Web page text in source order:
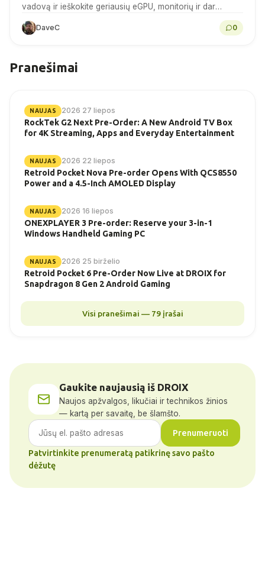
vadovą ir ieškokite geriausių eGPU, monitorių ir dar
DaveC 0
Pranešimai
NAUJAS 2026 27 liepos
RockTek G2 Next Pre-Order: A New Android TV Box
for 4K Streaming, Apps and Everyday Entertainment
NAUJAS 2026 22 liepos
Retroid Pocket Nova Pre-order Opens With QCS8550
Power and a 4.5-Inch AMOLED Display
NAUJAS 2026 16 liepos
ONEXPLAYER 3 Pre-order: Reserve your 3-in-1
Windows Handheld Gaming PC
NAUJAS 2026 25 birželio
Retroid Pocket 6 Pre-Order Now Live at DROIX for
Snapdragon 8 Gen 2 Android Gaming
Visi pranešimai — 79 įrašai
Gaukite naujausią iš DROIX
Naujos apžvalgos, likučiai ir technikos žinios
— kartą per savaitę, be šlamšto.
Prenumeruoti
Patvirtinkite prenumeratą patikrinę savo pašto
dėžutę